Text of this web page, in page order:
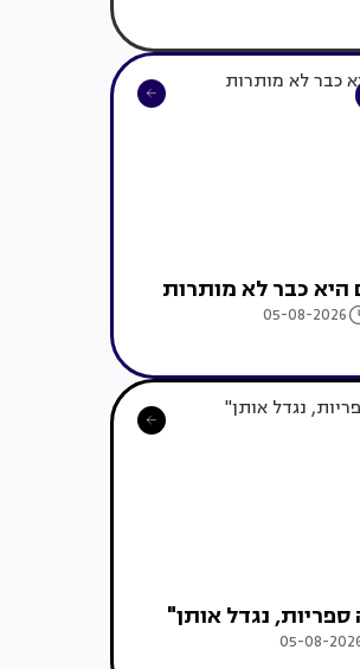
היא כבר לא מותרות
05-08-2026
נגדל אותן"
05-08-